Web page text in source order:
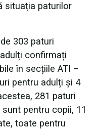
situația paturilor
303 paturi
confirmați
în secțiile ATI –
pentru adulți și 4
281 paturi
pentru copii, 11
toate pentru